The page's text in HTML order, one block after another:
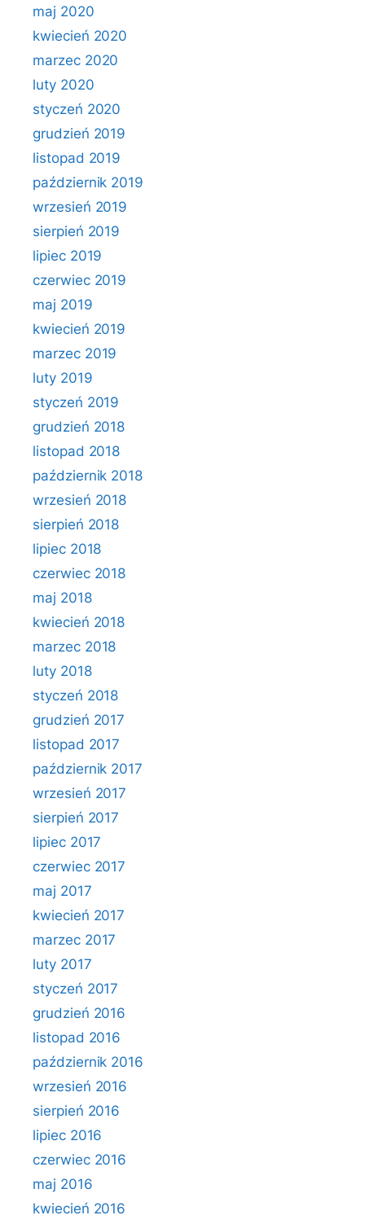
maj 2020
kwiecień 2020
marzec 2020
luty 2020
styczeń 2020
grudzień 2019
listopad 2019
październik 2019
wrzesień 2019
sierpień 2019
lipiec 2019
czerwiec 2019
maj 2019
kwiecień 2019
marzec 2019
luty 2019
styczeń 2019
grudzień 2018
listopad 2018
październik 2018
wrzesień 2018
sierpień 2018
lipiec 2018
czerwiec 2018
maj 2018
kwiecień 2018
marzec 2018
luty 2018
styczeń 2018
grudzień 2017
listopad 2017
październik 2017
wrzesień 2017
sierpień 2017
lipiec 2017
czerwiec 2017
maj 2017
kwiecień 2017
marzec 2017
luty 2017
styczeń 2017
grudzień 2016
listopad 2016
październik 2016
wrzesień 2016
sierpień 2016
lipiec 2016
czerwiec 2016
maj 2016
kwiecień 2016